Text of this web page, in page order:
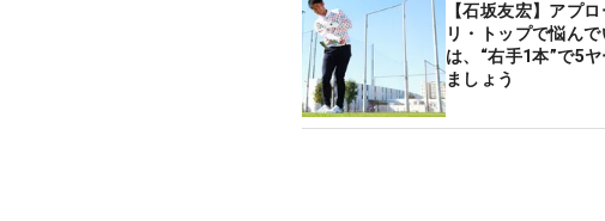
【石坂友宏】アプ
リ・トップで悩んで
は、“右手1本”で5
ましょう